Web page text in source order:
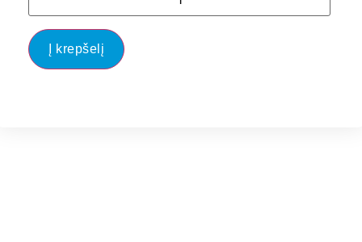
Į krepšelį